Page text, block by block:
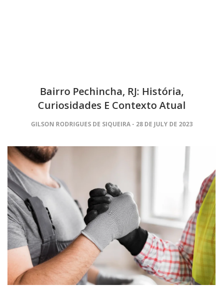
Bairro Pechincha, RJ: História,
Curiosidades E Contexto Atual
GILSON RODRIGUES DE SIQUEIRA 28 DE JULY DE 2023